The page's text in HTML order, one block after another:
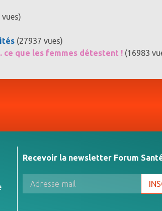
(27937 vues)
que les femmes détestent ! (16983
Recevoir la newsletter Forum